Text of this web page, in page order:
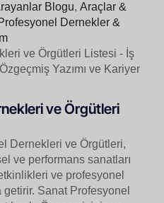
Blogu, Araçlar &
Dernekler &
ve Örgütleri
Dernekleri ve Örgütleri,
ve performans sanatları
ve profesyonel
getirir. Sanat Profesyonel